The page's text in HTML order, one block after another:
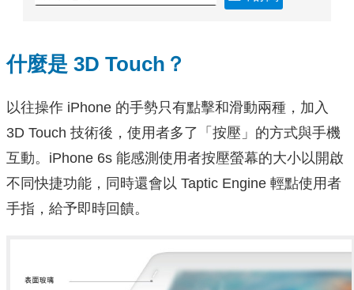
什麼是 3D Touch？
以往操作 iPhone 的手勢只有點擊和滑動兩種，加入
3D Touch 技術後，使用者多了「按壓」的方式與手機
互動。iPhone 6s 能感測使用者按壓螢幕的大小以開啟
不同快捷功能，同時還會以 Taptic Engine 輕點使用者
手指，給予即時回饋。